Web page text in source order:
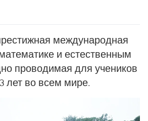
международная
и естественным
проводимая для учеников
лет во всем мире.